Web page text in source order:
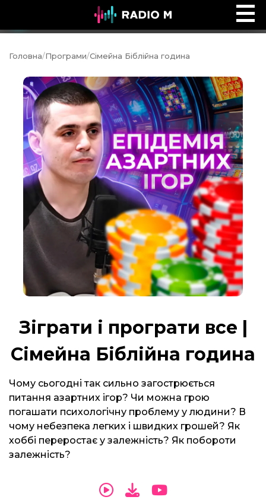
Сторінками Біблії
Головна/Програми/Сімейна Біблійна година
Зіграти і програти все |
Сімейна Біблійна година
Чому сьогодні так сильно загострюється
питання азартних ігор? Чи можна грою
погашати психологічну проблему у людини? В
чому небезпека легких і швидких грошей? Як
хоббі переростає у залежність? Як побороти
залежність?